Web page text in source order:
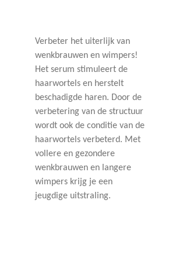
Verbeter het uiterlijk van
wenkbrauwen en wimpers!
Het serum stimuleert de
haarwortels en herstelt
beschadigde haren. Door de
verbetering van de structuur
wordt ook de conditie van de
haarwortels verbeterd. Met
vollere en gezondere
wenkbrauwen en langere
wimpers krijg je een
jeugdige uitstraling.